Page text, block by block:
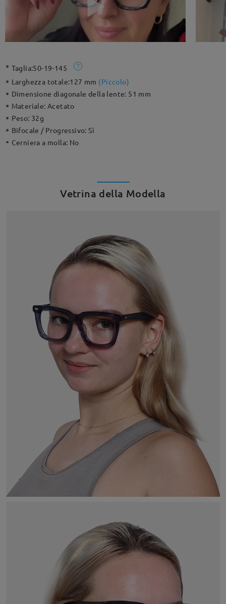
Taglia:50-19-145
Larghezza totale:127 mm (Piccolo)
Dimensione diagonale della lente: 51 mm
Materiale:Acetato
Peso: 32g
Bifocale / Progressivo:Sì
Cerniera a molla: No
Vetrina della Modella